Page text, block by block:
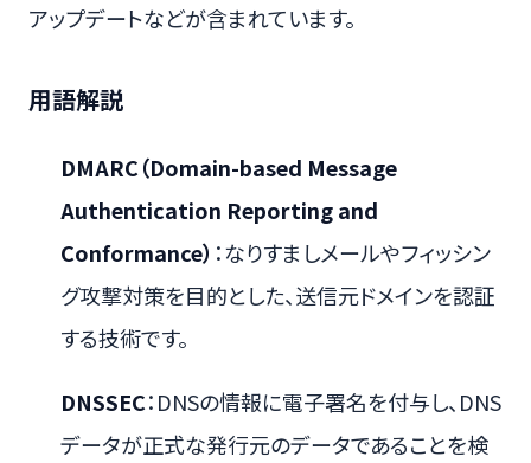
アップデートなどが含まれています。
用語解説
DMARC（Domain-based Message
Authentication Reporting and
Conformance） ：なりすましメールやフィッシン
グ攻撃対策を目的とした、送信元ドメインを認証
する技術です。
DNSSEC：DNSの情報に電子署名を付与し、DNS
データが正式な発行元のデータであることを検